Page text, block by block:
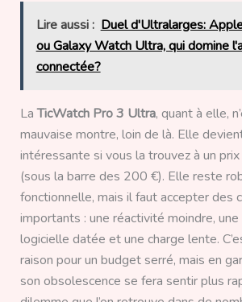
Lire aussi : Duel d'Ultralarges:
ou Galaxy Watch Ultra, qui domine
connectée?
LaTicWatch Pro 3 Ultra, quant à elle,
mauvaise montre, loin de là. Elle
intéressante si vous la trouvez à un
(sous la barre des 200 €). Elle reste
fonctionnelle, mais il faut accepter des
importants : une réactivité moindre,
logicielle datée et une charge lente.
raison pour un budget serré, mais en
son obsolescence se fera sentir plus